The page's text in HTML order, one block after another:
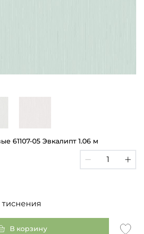
61107-05 Эвкалипт 1.06 м
В корзину